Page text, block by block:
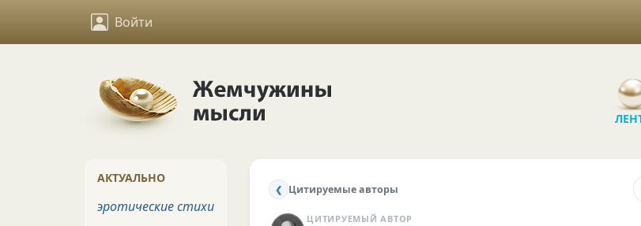
Войти
❮ Цитируемые авторы
ЦИТИРУЕМЫЙ АВТОР
АКТУАЛЬНО
эротические стихи